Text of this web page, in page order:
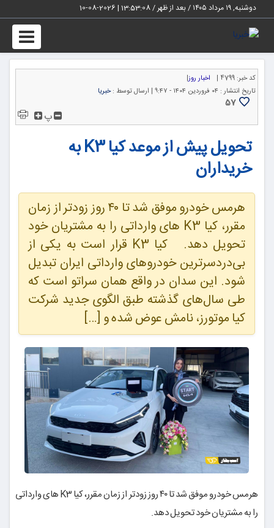
دوشنبه, ۱۹ مرداد ۱۴۰۵ / بعد از ظهر / 13:53:08
|
2026-08-10
کد خبر: 4799 | اخبار روز|
تاریخ انتشار : ۰۴ فروردین ۱۴۰۴ - ۹:۴۷ | ارسال توسط :خبریا
57
پ
تحویل پیش از موعد کیا K3 به
خریداران
هرمس خودرو موفق شد تا ۴۰ روز زودتر از زمان
مقرر، کیا K3 های وارداتی را به مشتریان خود
تحویل دهد. کیا K3 قرار است به یکی از
بی‌دردسرترین خودروهای وارداتی ایران تبدیل
شود. این سدان در واقع همان سراتو است که
طی سال‌های گذشته طبق الگوی جدید شرکت
کیا موتورز، نامش عوض شده و […]
هرمس خودرو موفق شد تا ۴۰ روز زودتر از زمان مقرر، کیا K3 های وارداتی
را به مشتریان خود تحویل دهد.